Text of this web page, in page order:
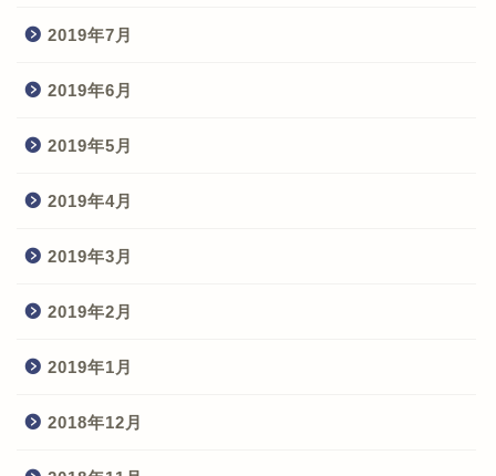
2019年7月
2019年6月
2019年5月
2019年4月
2019年3月
2019年2月
2019年1月
2018年12月